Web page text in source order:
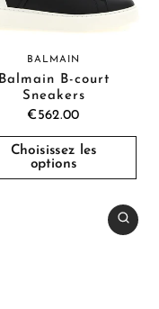
BALMAIN
Balmain B-court
Sneakers
€562.00
Choisissez les
options